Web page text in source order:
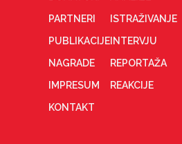
PARTNERI
PUBLIKACIJE
NAGRADE
IMPRESUM
KONTAKT
ISTRAŽIVANJE
INTERVJU
REPORTAŽA
REAKCIJE